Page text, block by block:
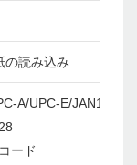
の読み込み
A/UPC-E/
ード